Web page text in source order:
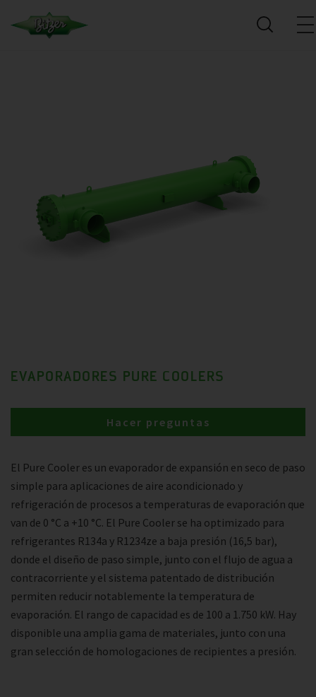
EVAPORADORES PURE COOLERS
El Pure Cooler es un evaporador de expansión en seco de paso
simple para aplicaciones de aire acondicionado y
refrigeración de procesos a temperaturas de evaporación que
van de 0 °C a +10 °C. El Pure Cooler se ha optimizado para
refrigerantes R134a y R1234ze a baja presión (16,5 bar),
donde el diseño de paso simple, junto con el flujo de agua a
contracorriente y el sistema patentado de distribución
permiten reducir notablemente la temperatura de
evaporación. El rango de capacidad es de 100 a 1.750 kW. Hay
disponible una amplia gama de materiales, junto con una
gran selección de homologaciones de recipientes a presión.
Hacer preguntas